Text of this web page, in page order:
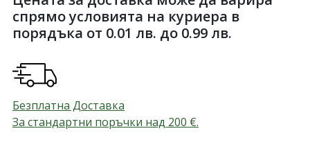
спрямо условията на куриера в
порядъка от 0.01 лв. до 0.99 лв.
Безплатна Доставка
За стандартни поръчки над 200 €.